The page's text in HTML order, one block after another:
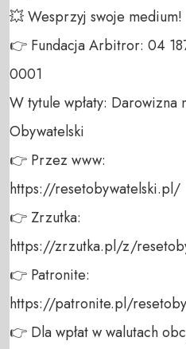
💥 Wesprzyj swoje medium!
👉 Fundacja Arbitror: 04
0001
W tytule wpłaty: Darowizna
Obywatelski
👉 Przez www:
https://resetobywatelski.pl/
👉 Zrzutka:
https://zrzutka.pl/z/
👉 Patronite:
https://patronite.pl/
👉 Dla wpłat w walutach